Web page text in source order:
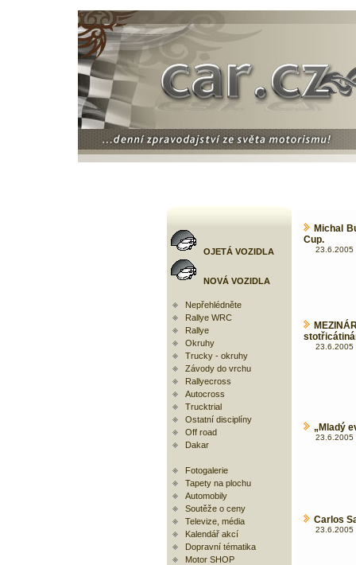
OJETÁ VOZIDLA
NOVÁ VOZIDLA
Nepřehlédněte
Rallye WRC
Rallye
Okruhy
Trucky - okruhy
Závody do vrchu
Rallyecross
Autocross
Trucktrial
Ostatní disciplíny
Off road
Dakar
Fotogalerie
Tapety na plochu
Automobily
Soutěže o ceny
Televize, média
Kalendář akcí
Dopravní tématika
Motor SHOP
Michal
Cup.
23.6.2005
23.6.2005
„Mladý
23.6.2005
Carlos
23.6.2005